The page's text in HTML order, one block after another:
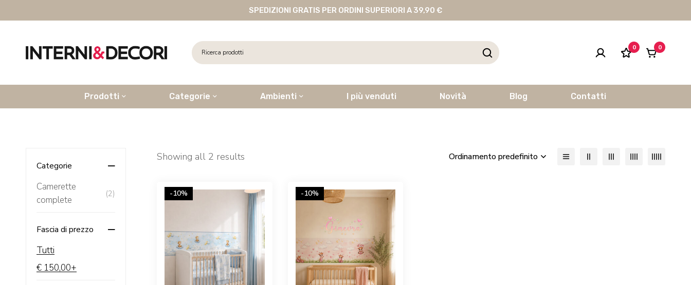
SPEDIZIONI GRATIS PER ORDINI SUPERIORI A 39,90 €
0 0
Prodotti Categorie Ambienti I più venduti Novità Blog Contatti
giraffina
Categorie
Camerette
complete
(2)
Fascia di prezzo
Tutti
€ 150,00+
Showing all 2 results Ordinamento predefinito
-10% -10%